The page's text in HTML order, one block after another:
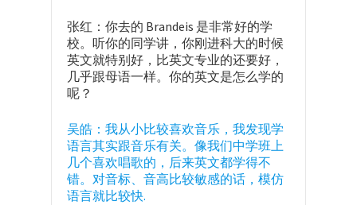
张红：你去的 Brandeis 是非常好的学
校。听你的同学讲，你刚进科大的时候
英文就特别好，比英文专业的还要好，
几乎跟母语一样。你的英文是怎么学的
呢？
吴皓：我从小比较喜欢音乐，我发现学
语言其实跟音乐有关。像我们中学班上
几个喜欢唱歌的，后来英文都学得不
错。对音标、音高比较敏感的话，模仿
语言就比较快.